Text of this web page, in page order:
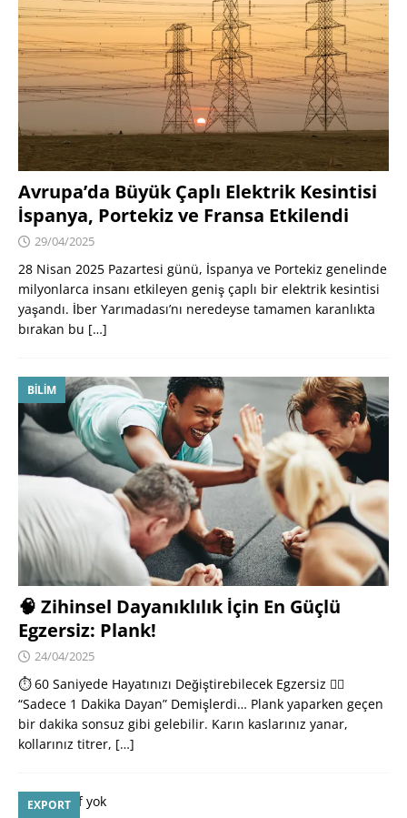
Avrupa’da Büyük Çaplı Elektrik Kesintisi
İspanya, Portekiz ve Fransa Etkilendi
29/04/2025
28 Nisan 2025 Pazartesi günü, İspanya ve Portekiz genelinde
milyonlarca insanı etkileyen geniş çaplı bir elektrik kesintisi
yaşandı. İber Yarımadası’nı neredeyse tamamen karanlıkta
bırakan bu […]
BILIM
🧠 Zihinsel Dayanıklılık İçin En Güçlü
Egzersiz: Plank!
24/04/2025
⏱️ 60 Saniyede Hayatınızı Değiştirebilecek Egzersiz 🧍‍♂️
“Sadece 1 Dakika Dayan” Demişlerdi… Plank yaparken geçen
bir dakika sonsuz gibi gelebilir. Karın kaslarınız yanar,
kollarınız titrer, […]
EXPORT